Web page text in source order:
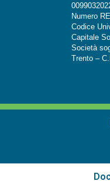
Numero
Codice
Capitale
Società
Trento –